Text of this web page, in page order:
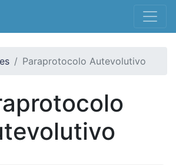
Paraprotocolo Autevolutivo